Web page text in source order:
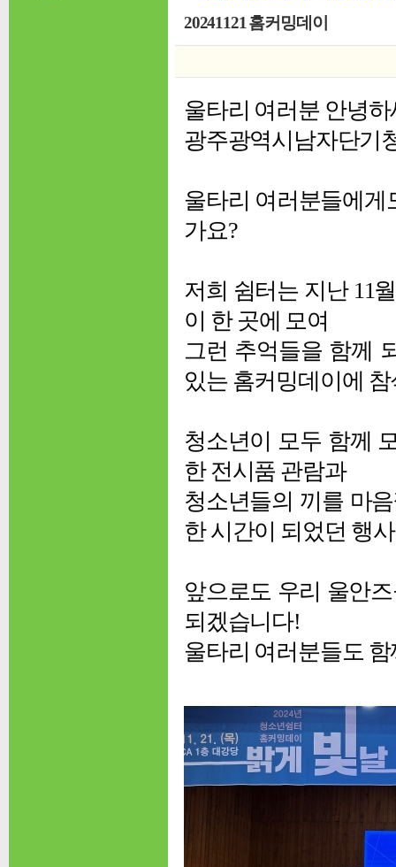
20241121 홈커밍데이
울타리 여러분 안녕하
광주광역시남자단기
울타리 여러분들에게
가요?
저희 쉼터는 지난 11
이 한 곳에 모여
그런 추억들을 함께
있는 홈커밍데이에
청소년이 모두 함께
한 전시품 관람과
청소년들의 끼를 마
한 시간이 되었던 행
앞으로도 우리 울안
되겠습니다!
울타리 여러분들도